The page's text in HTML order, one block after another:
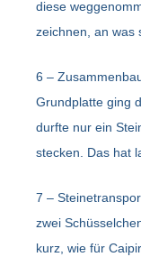
diese
zeichnen, an was
6 –
Grundplatte ging
durfte nur ein
stecken. Das hat
7 –
zwei
kurz, wie für